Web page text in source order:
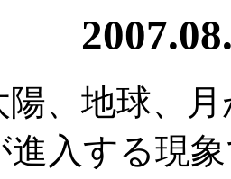
陽、地球、
進入する現